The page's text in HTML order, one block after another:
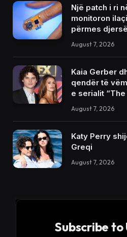
Një patch i ri
monitoron
përmes
August 7, 2026
Kaia Gerber
qendër të
e serialit “The
August 7, 2026
Katy Perry
Greqi
August 7, 2026
Subscribe